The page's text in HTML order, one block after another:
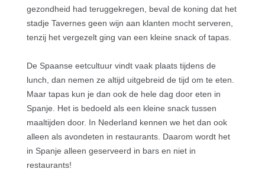
gezondheid had teruggekregen, beval de koning dat het
stadje Tavernes geen wijn aan klanten mocht serveren,
tenzij het vergezelt ging van een kleine snack of tapas.
De Spaanse eetcultuur vindt vaak plaats tijdens de
lunch, dan nemen ze altijd uitgebreid de tijd om te eten.
Maar tapas kun je dan ook de hele dag door eten in
Spanje. Het is bedoeld als een kleine snack tussen
maaltijden door. In Nederland kennen we het dan ook
alleen als avondeten in restaurants. Daarom wordt het
in Spanje alleen geserveerd in bars en niet in
restaurants!